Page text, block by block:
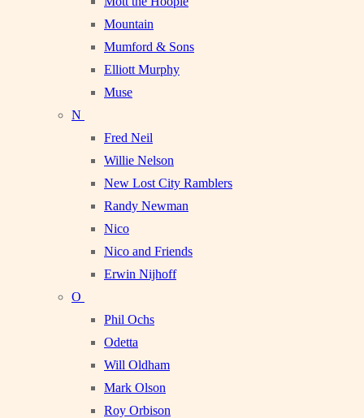
Mountain
Mumford & Sons
Elliott Murphy
Muse
N
Fred Neil
Willie Nelson
New Lost City Ramblers
Randy Newman
Nico
Nico and Friends
Erwin Nijhoff
O
Phil Ochs
Odetta
Will Oldham
Mark Olson
Roy Orbison